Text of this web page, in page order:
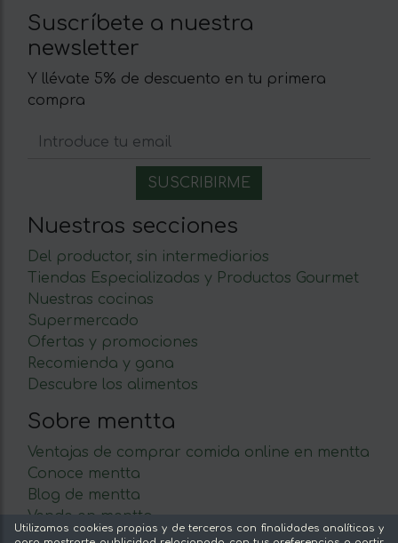
Suscríbete a nuestra
newsletter
Y llévate 5% de descuento en tu primera
compra
Nuestras secciones
Del productor, sin intermediarios
Tiendas Especializadas y Productos Gourmet
Nuestras cocinas
Supermercado
Ofertas y promociones
Recomienda y gana
Descubre los alimentos
Sobre mentta
Ventajas de comprar comida online en mentta
Conoce mentta
Blog de mentta
Vende en mentta
Fidelización
Utilizamos cookies propias y de terceros con finalidades analíticas y